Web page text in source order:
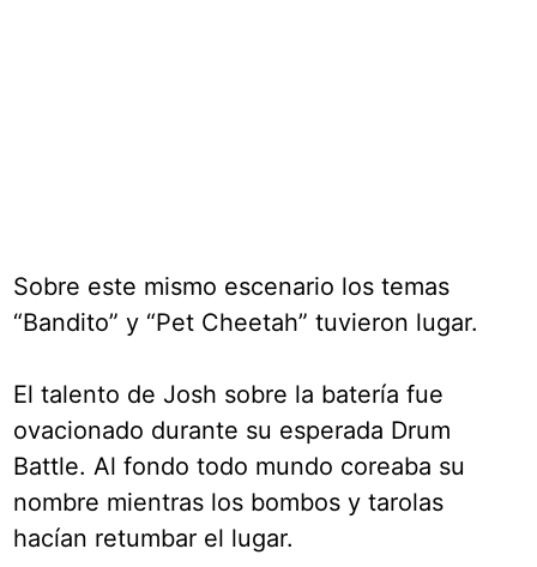
Sobre este mismo escenario los temas
“Bandito” y “Pet Cheetah” tuvieron lugar.
El talento de Josh sobre la batería fue
ovacionado durante su esperada Drum
Battle. Al fondo todo mundo coreaba su
nombre mientras los bombos y tarolas
hacían retumbar el lugar.